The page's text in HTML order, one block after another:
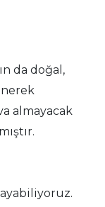
da doğal,
almayacak